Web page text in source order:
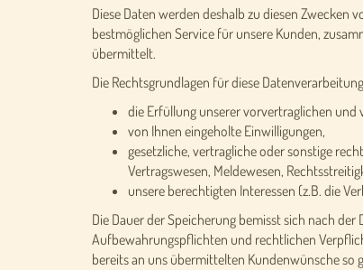
Diese Daten werden deshalb zu diesen
bestmöglichen Service für unsere Kunden,
übermittelt.
Die Rechtsgrundlagen für diese
die Erfüllung unserer vorvertraglichen und
von Ihnen eingeholte Einwilligungen,
gesetzliche, vertragliche oder sonstige
Vertragswesen, Meldewesen,
unsere berechtigten Interessen (z.B. die
Die Dauer der Speicherung bemisst sich nach
Aufbewahrungspflichten und rechtlichen
bereits an uns übermittelten Kundenwünsche so